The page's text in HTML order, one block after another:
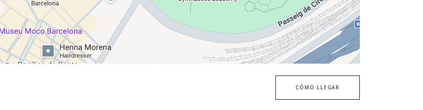
CÓMO LLEGAR